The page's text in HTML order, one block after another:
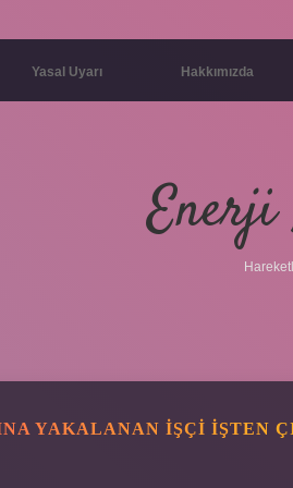
Yasal Uyarı Hakkımızda
Enerji
YAKALANAN IŞÇI IŞTEN